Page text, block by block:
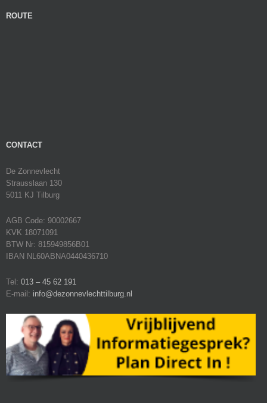
ROUTE
CONTACT
De Zonnevlecht
Strausslaan 130
5011 KJ Tilburg
AGB Code: 90002667
KVK 18071091
BTW Nr: 815949856B01
IBAN NL60ABNA0440436710
Tel: 013 – 45 62 191
E-mail: info@dezonnevlechttilburg.nl